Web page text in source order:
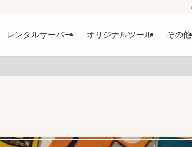
レンタルサーバー オリジナルツール その他